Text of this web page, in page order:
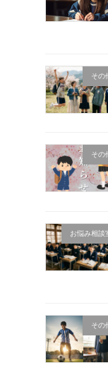
その
その
お悩み相談
その